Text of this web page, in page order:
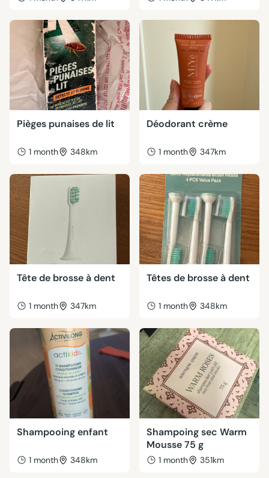
Pièges punaises de lit
1 month 348km
Déodorant crème
1 month 347km
Tête de brosse à dent
1 month 347km
Têtes de brosse à dent
1 month 348km
Shampooing enfant
1 month 348km
Shampoing sec Warm
Mousse 75 g
1 month 351km